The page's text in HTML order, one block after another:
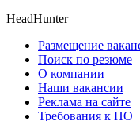
HeadHunter
Размещение
Поиск по резюме
О компании
Наши вакансии
Реклама на сайте
Требования к ПО